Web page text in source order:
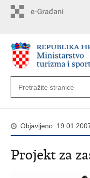
Objavljeno:
Projekt za